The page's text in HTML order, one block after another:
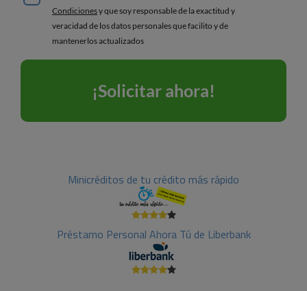
Minicréditos de tu crédito más rápido
Préstamo Personal Ahora Tú de Liberbank